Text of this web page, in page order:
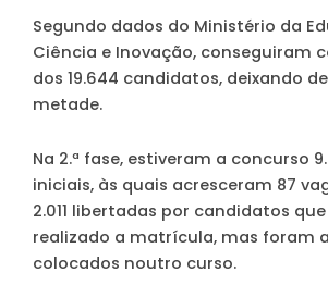
Segundo dados do Ministério da
Ciência e Inovação, conseguiram
dos 19.644 candidatos, deixando
metade.
Na 2.ª fase, estiveram a concurso
iniciais, às quais acresceram 87
2.011 libertadas por candidatos
realizado a matrícula, mas foram
colocados noutro curso.